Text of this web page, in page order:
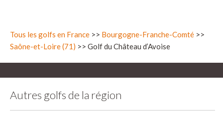
Tous les golfs en France >> Bourgogne-Franche-Comté >>
Saône-et-Loire (71) >> Golf du Château d’Avoise
Autres golfs de la région